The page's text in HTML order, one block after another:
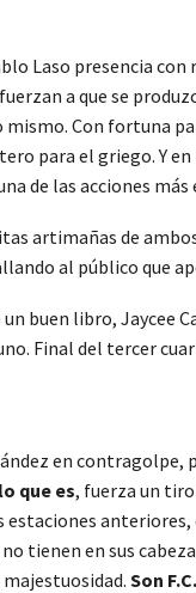
Laso presencia
a que se
mismo. Con fortuna
para el griego. Y
de las acciones
artimañas de
al público que
buen libro, Jaycee
Final del tercer
en contragolpe,
que es, fuerza un tiro
anteriores,
tienen en sus
Son